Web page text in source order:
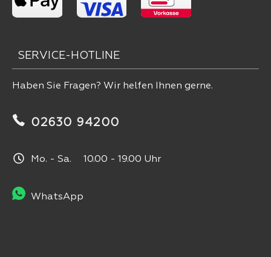
SERVICE-HOTLINE
Haben Sie Fragen? Wir helfen Ihnen gerne.
02630 94200
Mo. - Sa. 10.00 - 19.00 Uhr
WhatsApp